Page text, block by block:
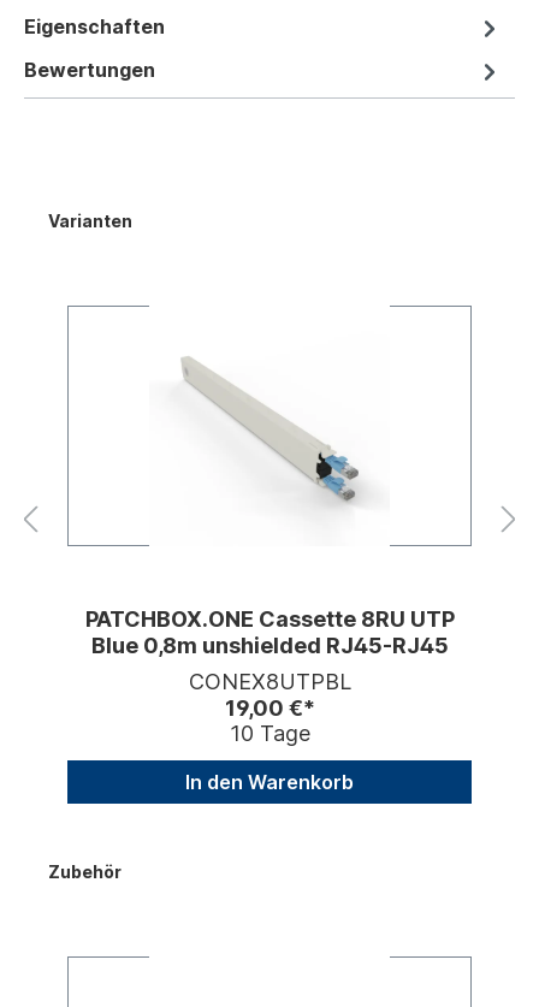
Eigenschaften
Bewertungen
Varianten
PATCHBOX.ONE Cassette 8RU UTP
Blue 0,8m unshielded RJ45-RJ45
CONEX8UTPBL
19,00 €*
10 Tage
In den Warenkorb
Zubehör